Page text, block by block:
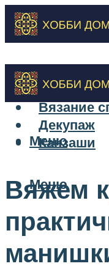
Вышивка
Вязание
Декупаж
Канзаши
Меню
Меню
Вяжем